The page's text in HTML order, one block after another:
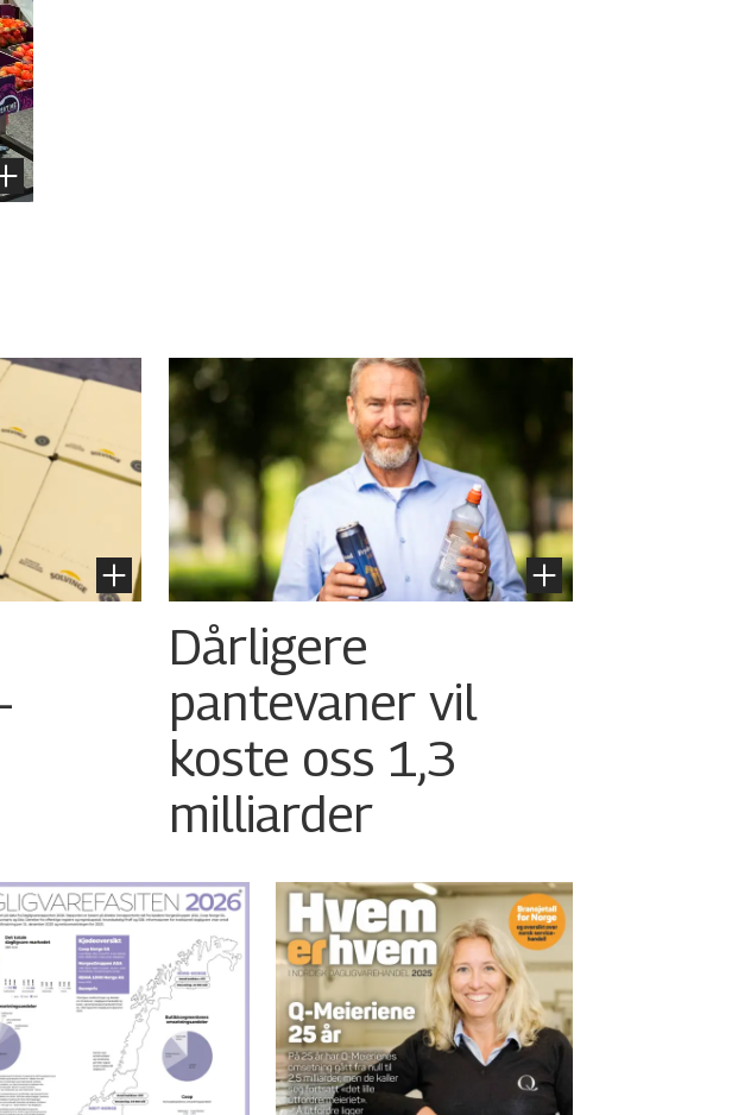
Dårligere
pantevaner vil
koste oss 1,3
milliarder